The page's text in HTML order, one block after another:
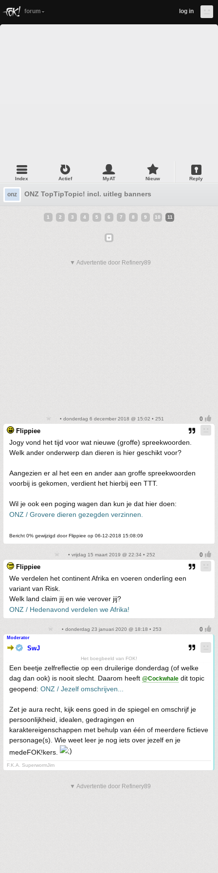
forum log in
Index Actief MyAT Nieuw Reply
onz ONZ TopTipTopic! incl. uitleg banners
1 2 3 4 5 6 7 8 9 10 11
▼ Advertentie door Refinery89
• donderdag 6 december 2018 @ 15:02 • 251
Flippiee
Jogy vond het tijd voor wat nieuwe (groffe) spreekwoorden.
Welk ander onderwerp dan dieren is hier geschikt voor?
Aangezien er al het een en ander aan groffe spreekwoorden
voorbij is gekomen, verdient het hierbij een TTT.
Wil je ook een poging wagen dan kun je dat hier doen:
ONZ / Grovere dieren gezegden verzinnen.
Bericht 0% gewijzigd door Flippiee op 06-12-2018 15:08:09
• vrijdag 15 maart 2019 @ 22:34 • 252
Flippiee
We verdelen het continent Afrika en voeren onderling een
variant van Risk.
Welk land claim jij en wie verover jij?
ONZ / Hedenavond verdelen we Afrika!
• donderdag 23 januari 2020 @ 18:18 • 253
Moderator
SwJ
Het boegbeeld van FOK!
Een beetje zelfreflectie op een druilerige donderdag (of welke
dag dan ook) is nooit slecht. Daarom heeft @Cockwhale dit topic
geopend: ONZ / Jezelf omschrijven...
Zet je aura recht, kijk eens goed in de spiegel en omschrijf je
persoonlijkheid, idealen, gedragingen en
karaktereigenschappen met behulp van één of meerdere fictieve
personage(s). Wie weet leer je nog iets over jezelf en je
medeFOK!kers.
F.K.A. SuperwormJim
▼ Advertentie door Refinery89